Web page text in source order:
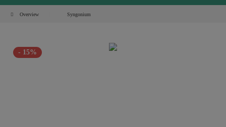
Overview Syngonium
- 15%